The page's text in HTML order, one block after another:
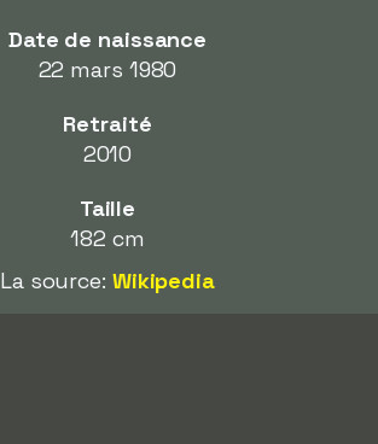
Date de naissance
22 mars 1980
Retraité
2010
Taille
182 cm
La source: Wikipedia